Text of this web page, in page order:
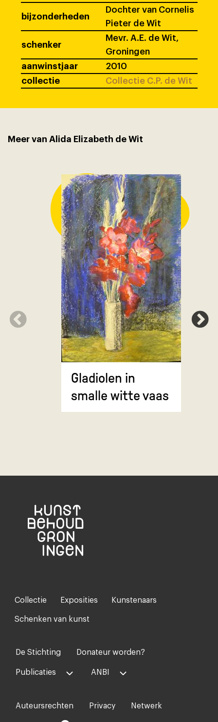
bijzonderheden
Dochter van Cornelis
Pieter de Wit
schenker
Mevr. A.E. de Wit,
Groningen
aanwinstjaar
2010
collectie
Collectie C.P. de Wit
Meer van Alida Elizabeth de Wit
Gladiolen in
smalle witte vaas
Rode
Footer-
menu
Collectie Exposities Kunstenaars
Schenken van kunst
Voet
midden
De Stichting Donateur worden?
Publicaties ANBI
Voet
Auteursrechten Privacy Netwerk